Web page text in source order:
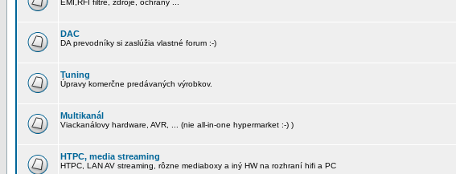
EMI,RFI filtre, zdroje, ochrany ...
DAC
DA prevodníky si zaslúžia vlastné forum :-)
Tuning
Úpravy komerčne predávaných výrobkov.
Multikanál
Viackanálovy hardware, AVR, ... (nie all-in-one hypermarket :-) )
HTPC, media streaming
HTPC, LAN AV streaming, rôzne mediaboxy a iný HW na rozhraní hifi a PC